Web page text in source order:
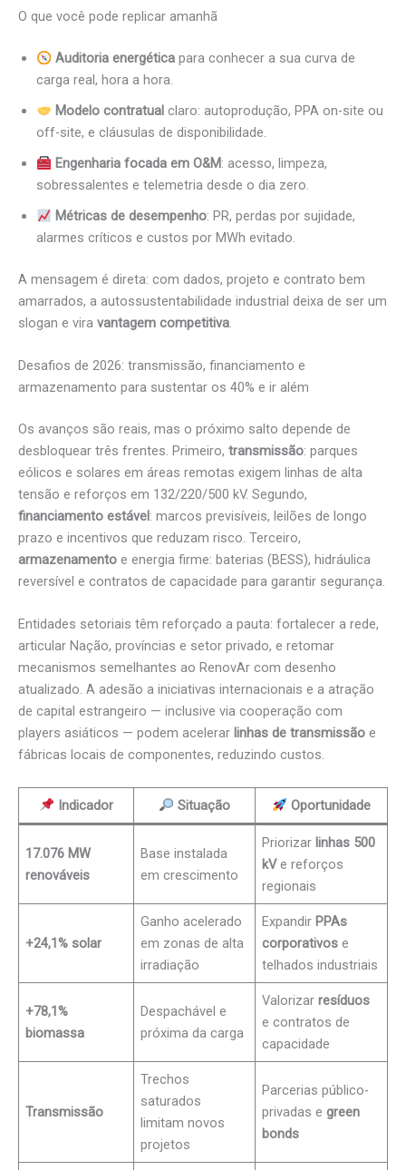
O que você pode replicar amanhã
Auditoria energéticapara conhecer a sua curva de
carga real, hora a hora.
Modelo contratualclaro: autoprodução, PPA on-site ou
off-site, e cláusulas de disponibilidade.
Engenharia focada em O&M: acesso, limpeza,
sobressalentes e telemetria desde o dia zero.
Métricas de desempenho: PR, perdas por sujidade,
alarmes críticos e custos por MWh evitado.
A mensagem é direta: com dados, projeto e contrato bem
amarrados, a autossustentabilidade industrial deixa de ser um
slogan e vira vantagem competitiva.
Desafios de 2026: transmissão, financiamento e
armazenamento para sustentar os 40% e ir além
Os avanços são reais, mas o próximo salto depende de
desbloquear três frentes. Primeiro, transmissão: parques
eólicos e solares em áreas remotas exigem linhas de alta
tensão e reforços em 132/220/500 kV. Segundo,
financiamento estável: marcos previsíveis, leilões de longo
prazo e incentivos que reduzam risco. Terceiro,
armazenamento e energia firme: baterias (BESS), hidráulica
reversível e contratos de capacidade para garantir segurança.
Entidades setoriais têm reforçado a pauta: fortalecer a rede,
articular Nação, províncias e setor privado, e retomar
mecanismos semelhantes ao RenovAr com desenho
atualizado. A adesão a iniciativas internacionais e a atração
de capital estrangeiro — inclusive via cooperação com
players asiáticos — podem acelerar linhas de transmissão e
fábricas locais de componentes, reduzindo custos.
Indicador Situação Oportunidade
17.076 MW
renováveis
Base instalada
em crescimento
Priorizar linhas 500
kVe reforços
regionais
+24,1% solar
Ganho acelerado
em zonas de alta
irradiação
Expandir PPAs
corporativos e
telhados industriais
+78,1%
biomassa
Despachável e
próxima da carga
Valorizarresíduos
e contratos de
capacidade
Transmissão
Trechos
saturados
limitam novos
projetos
Parcerias público-
privadas egreen
bonds